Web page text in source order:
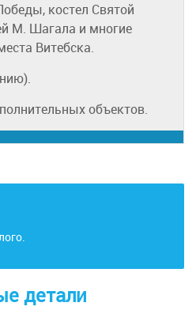
костел Святой
М. Шагала и многие
Витебска.
объектов.
детали